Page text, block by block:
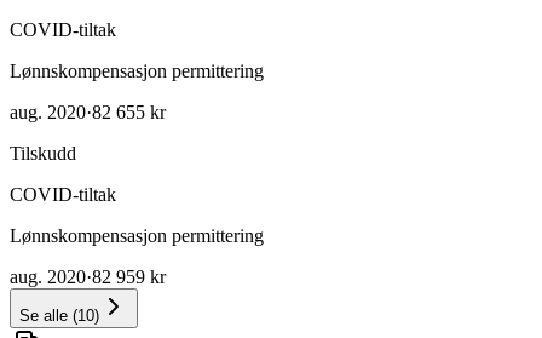
COVID-tiltak
Lønnskompensasjon permittering
aug. 2020·82 655 kr
Tilskudd
COVID-tiltak
Lønnskompensasjon permittering
aug. 2020·82 959 kr
Se alle (10)